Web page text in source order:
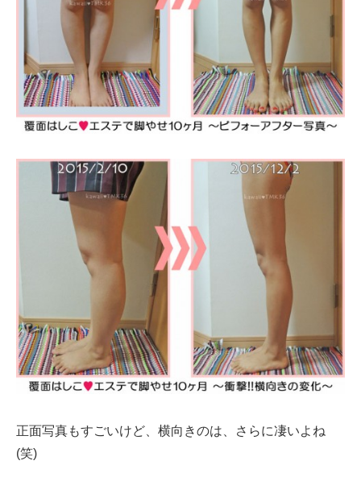
正面写真もすごいけど、横向きのは、さらに凄いよね
(笑)